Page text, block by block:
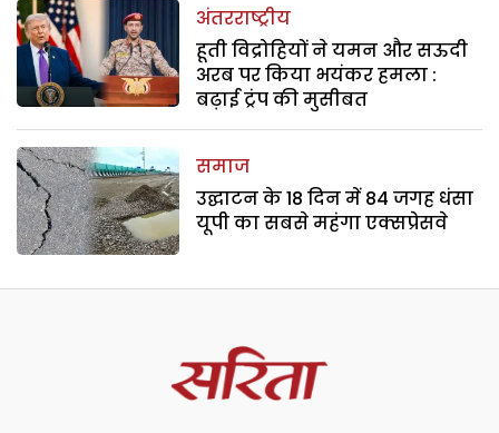
अंतरराष्ट्रीय
हूती विद्रोहियों ने यमन और सऊदी
अरब पर किया भयंकर हमला :
बढ़ाई ट्रंप की मुसीबत
समाज
उद्घाटन के 18 दिन में 84 जगह धंसा
यूपी का सबसे महंगा एक्सप्रेसवे